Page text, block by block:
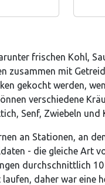
frischen Kohl,
zusammen mit
gekocht werden,
verschiedene
Senf, Zwiebeln und
an Stationen, an
- die gleiche Art
durchschnittlich
daher war eine